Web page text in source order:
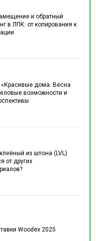
и обратный
в ЛПК: от копирования к
дома. Весна
возможности и
из шпона (LVL)
от других
Woodex 2025